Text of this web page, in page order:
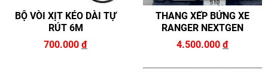
BỘ VÒI XỊT KÉO DÀI TỰ
RÚT 6M
700.000 đ
THANG XẾP BỬNG XE
RANGER NEXTGEN
4.500.000 đ